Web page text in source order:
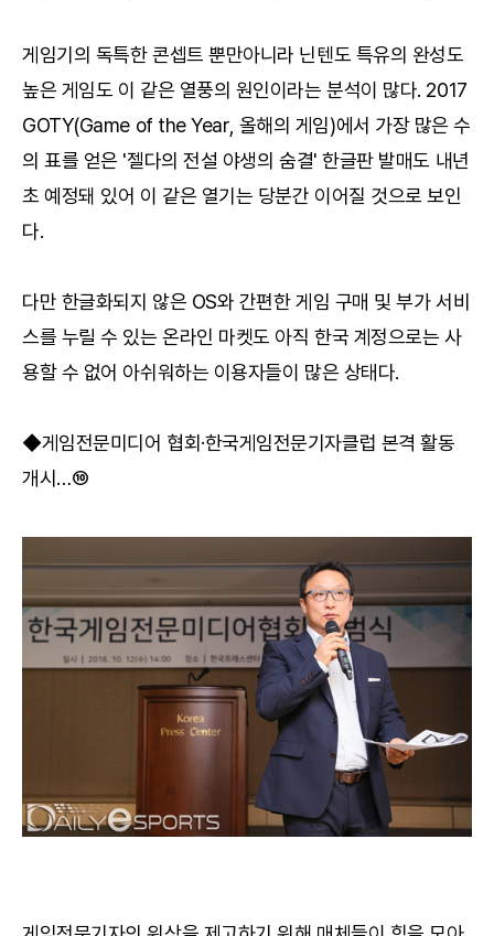
게임기의 독특한 콘셉트 뿐만아니라 닌텐도 특유의 완성도
높은 게임도 이 같은 열풍의 원인이라는 분석이 많다. 2017
GOTY(Game of the Year, 올해의 게임)에서 가장 많은 수
의 표를 얻은 '젤다의 전설 야생의 숨결' 한글판 발매도 내년
초 예정돼 있어 이 같은 열기는 당분간 이어질 것으로 보인
다.
다만 한글화되지 않은 OS와 간편한 게임 구매 및 부가 서비
스를 누릴 수 있는 온라인 마켓도 아직 한국 계정으로는 사
용할 수 없어 아쉬워하는 이용자들이 많은 상태다.
◆게임전문미디어 협회·한국게임전문기자클럽 본격 활동
개시…⑩